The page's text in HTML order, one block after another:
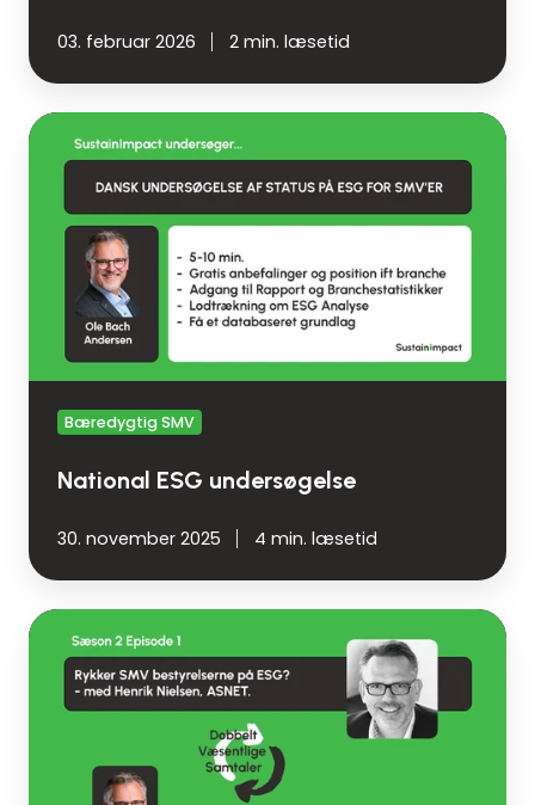
03. februar 2026 2 min. læsetid
National
undersøgelse
Bæredygtig SMV
National ESG undersøgelse
30. november 2025 4 min. læsetid
Rykker
SMV-
bestyrelserne